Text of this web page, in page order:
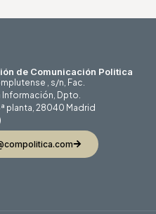
de Comunicación Politica
, s/n, Fac.
Información, Dpto.
planta, 28040 Madrid